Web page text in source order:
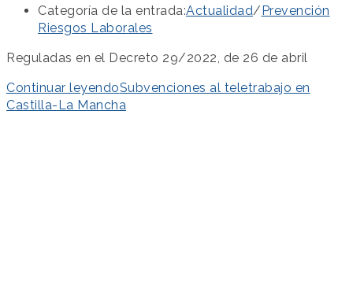
Categoría de la entrada:Actualidad/Prevención
Riesgos Laborales
Reguladas en el Decreto 29/2022, de 26 de abril
Continuar leyendoSubvenciones al teletrabajo en
Castilla-La Mancha